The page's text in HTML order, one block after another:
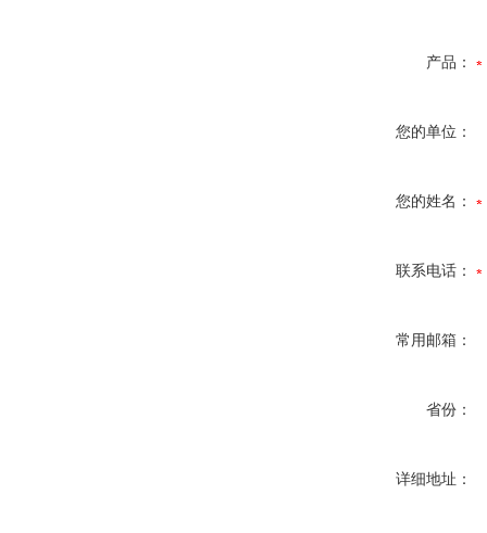
产品：
您的单位：
您的姓名：
联系电话：
常用邮箱：
省份：
详细地址：